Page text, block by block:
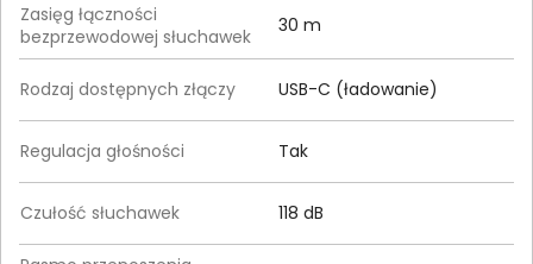
Zasięg łączności
bezprzewodowej słuchawek
30 m
Rodzaj dostępnych złączy USB-C (ładowanie)
Regulacja głośności Tak
Czułość słuchawek 118 dB